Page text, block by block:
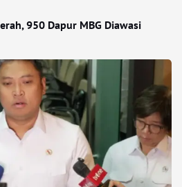
950 Dapur MBG Diawasi